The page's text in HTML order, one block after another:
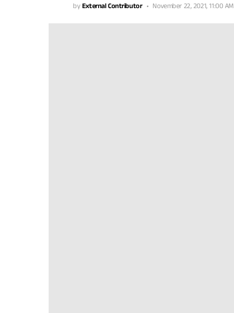
byExternal Contributor November 22, 2021, 11:00 AM